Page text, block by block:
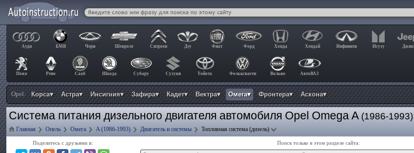
Ауди БМВ Чери Шевроле Ситроен Дэу Фиат Форд Хонда Хендай Инфинити Исузу Джип
Пежо Рено Сааб Шкода Субару Сузуки Тойота Фольксваген Вольво АвтоВАЗ
Opel: Корса▾ Астра▾ Инсигния▾ Зафира▾ Кадет▾ Вектра▾ Омега▾ Фронтера▾ Аскона▾
Система питания дизельного двигателя автомобиля Opel Omega A (1986-1993)
Главная Опель Омега A (1986-1993) Двигатель и системы Топливная система (дизель)
Поделитесь с друзьями в: Поиск только в этом разделе сайта: